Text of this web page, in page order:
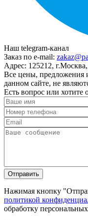
Наш telegram-канал
Заказ по e-mail:
Адрес: 125212,
Все цены, предложения
данном сайте, не
Есть вопрос или хотите
Нажимая кнопку
политикой
обработку